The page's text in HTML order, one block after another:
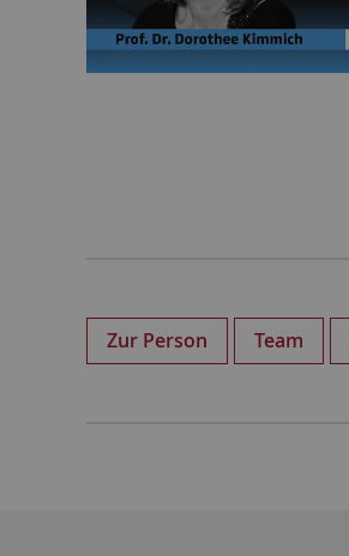
Zur Person Team